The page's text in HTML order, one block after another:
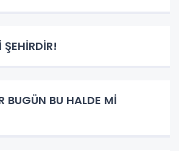
BUGÜN BU HALDE Mİ